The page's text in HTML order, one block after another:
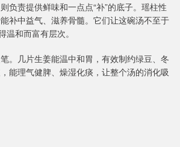
负责提供鲜味和一点点“补”的底子。瑶柱性
补中益气、滋养骨髓。它们让这碗汤不至于
温和而富有层次。
。几片生姜能温中和胃，有效制约绿豆、冬
能理气健脾、燥湿化痰，让整个汤的消化吸